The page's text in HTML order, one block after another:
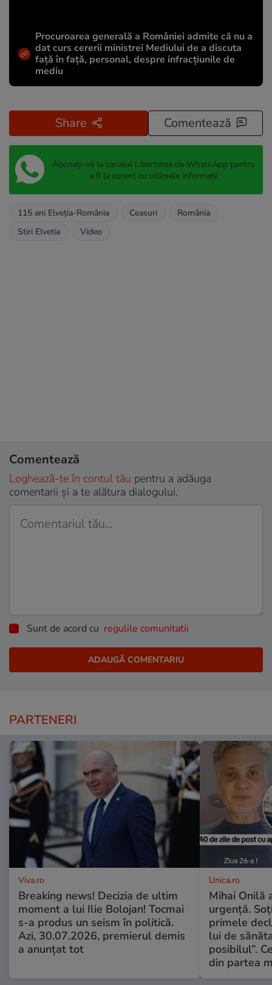
Procuroarea generală a României admite că nu a
dat curs cererii ministrei Mediului de a discuta
față în față, personal, despre infracțiunile de
mediu
Share Comentează
Abonați-vă la canalul Libertatea de WhatsApp pentru
a fi la curent cu ultimele informații
115 ani Elveția-România Ceasuri
România
Stiri Elvetia
Video
Comentează
Loghează-te în contul tău pentru a adăuga
comentarii și a te alătura dialogului.
Sunt de acord cu regulile comunitatii
PARTENERI
Viva.ro
Breaking news! Decizia de ultim
moment a lui Ilie Bolojan! Tocmai
s-a produs un seism în politică.
Azi, 30.07.2026, premierul demis
a anunțat tot
Unica.ro
Mihai Onilă
urgență.
primele
lui de
posibilul”.
din partea